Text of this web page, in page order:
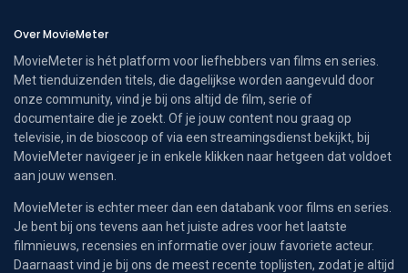
Over MovieMeter
MovieMeter is hét platform voor liefhebbers van films en series.
Met tienduizenden titels, die dagelijkse worden aangevuld door
onze community, vind je bij ons altijd de film, serie of
documentaire die je zoekt. Of je jouw content nou graag op
televisie, in de bioscoop of via een streamingsdienst bekijkt, bij
MovieMeter navigeer je in enkele klikken naar hetgeen dat voldoet
aan jouw wensen.
MovieMeter is echter meer dan een databank voor films en series.
Je bent bij ons tevens aan het juiste adres voor het laatste
filmnieuws, recensies en informatie over jouw favoriete acteur.
Daarnaast vind je bij ons de meest recente toplijsten, zodat je altijd